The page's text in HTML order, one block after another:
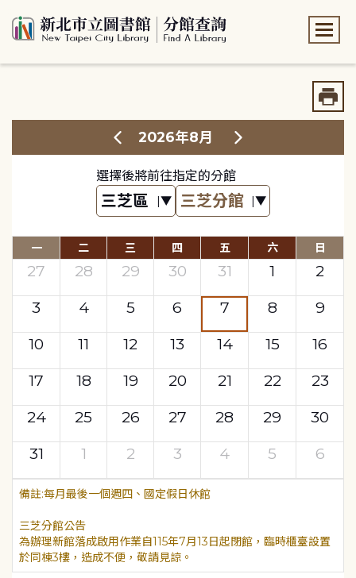
2026年8月
選擇後將前往指定的分館
一 二 三 四 五 六 日
27 28 29 30 31 1
2
3
4 5 6 7 8
9
10
11 12 13 14 15
16
17
18 19 20 21 22
23
24
25 26 27 28 29
30
31
1 2 3 4 5 6
每月最後一個週四、國定假日休館
三芝分館公告
為辦理新館落成啟用作業自115年7月13日起閉館，臨時櫃臺設置
於同棟3樓，造成不便，敬請見諒。